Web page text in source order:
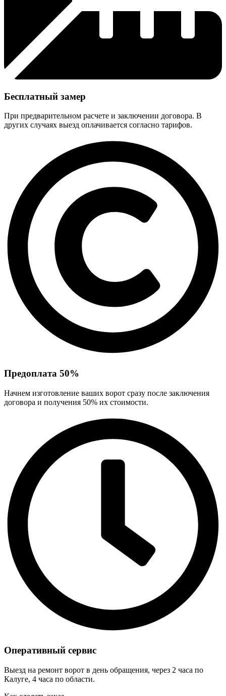
Бесплатный замер
При предварительном расчете и заключении договора. В
других случаях выезд оплачивается согласно тарифов.
Предоплата 50%
Начнем изготовление ваших ворот сразу после заключения
договора и получения 50% их стоимости.
Оперативный сервис
Выезд на ремонт ворот в день обращения, через 2 часа по
Калуге, 4 часа по области.